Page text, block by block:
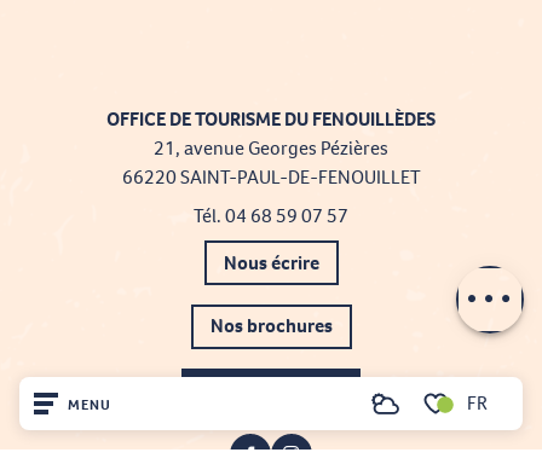
MENU
Voir les favoris
RechercheFR
OFFICE DE TOURISME DU FENOUILLÈDES
21, avenue Georges Pézières
66220 SAINT-PAUL-DE-FENOUILLET
Tél. 04 68 59 07 57
Nous écrire
Nos brochures